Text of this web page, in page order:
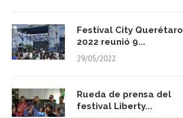
Festival City Querétaro
2022 reunió 9...
29/05/2022
Rueda de prensa del
festival Liberty...